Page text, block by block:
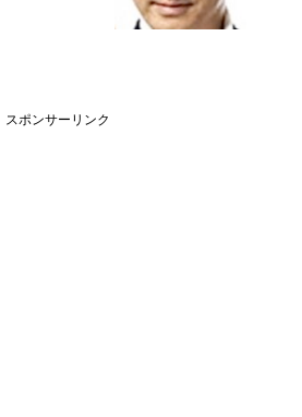
スポンサーリンク